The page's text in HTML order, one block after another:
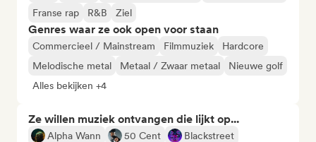
Franse rap
R&B Ziel
Genres waar ze ook open voor staan
Commercieel / Mainstream Filmmuziek
Hardcore
Melodische metal
Metaal / Zwaar metaal
Nieuwe golf
Alles bekijken +4
Ze willen muziek ontvangen die lijkt op...
Alpha Wann 50 Cent
Blackstreet